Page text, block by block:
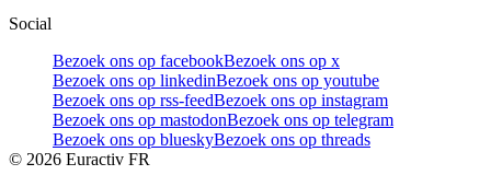
Social
Bezoek ons op facebookBezoek ons op x
Bezoek ons op linkedinBezoek ons op youtube
Bezoek ons op rss-feedBezoek ons op instagram
Bezoek ons op mastodonBezoek ons op telegram
Bezoek ons op blueskyBezoek ons op threads
© 2026 Euractiv FR